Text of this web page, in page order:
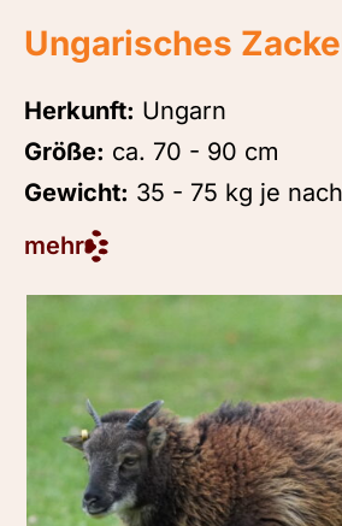
Ungarisches
Herkunft: Ungarn
Größe: ca. 70 - 90 cm
Gewicht: 35 - 75 kg je
mehr